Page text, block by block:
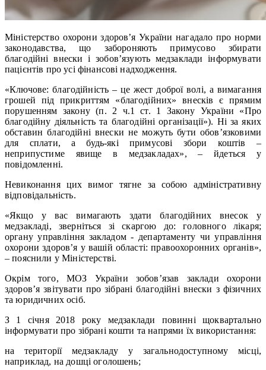
Міністерство охорони здоров’я України нагадало про норми
законодавства, що забороняють примусово збирати
благодійні внески і зобов’язують медзаклади інформувати
пацієнтів про усі фінансові надходження.
«Ключове: благодійність – це жест доброї волі, а вимагання
грошей під прикриттям «благодійних» внесків є прямим
порушенням закону (п. 2 ч.1 ст. 1 Закону України «Про
благодійну діяльність та благодійні організації»). Ні за яких
обставин благодійні внески не можуть бути обов’язковими
для сплати, а будь-які примусові збори коштів –
неприпустиме явище в медзакладах», – йдеться у
повідомленні.
Невиконання цих вимог тягне за собою адміністративну
відповідальність.
«Якщо у вас вимагають здати благодійних внесок у
медзакладі, зверніться зі скаргою до: головного лікаря;
органу управління закладом - департаменту чи управління
охорони здоров’я у вашій області: правоохоронних органів»,
– пояснили у Міністерстві.
Окрім того, МОЗ України зобов’язав заклади охорони
здоров’я звітувати про зібрані благодійні внески з фізичних
та юридичних осіб.
З 1 січня 2018 року медзаклади повинні щоквартально
інформувати про зібрані кошти та напрями їх використання:
на території медзакладу у загальнодоступному місці,
наприклад, на дошці оголошень;